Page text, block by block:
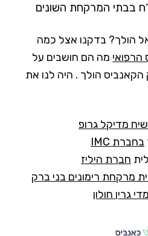
הולך? בדקנו אצל כמה
הרפואי מה הם חושבים על
הקאנביס הולך . היה לנו את
מדיקל גרופ
בחברת IMC
חברת היליז
מרקחת רימונים בני ברק
גרין חולון